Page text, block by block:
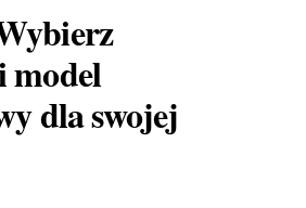
model
dla swojej